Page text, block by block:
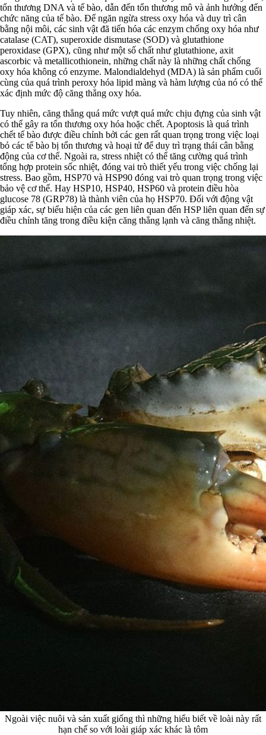
tổn thương DNA và tế bào, dẫn đến tổn thương mô và ảnh hưởng đến
chức năng của tế bào. Để ngăn ngừa stress oxy hóa và duy trì cân
bằng nội môi, các sinh vật đã tiến hóa các enzym chống oxy hóa như
catalase (CAT), superoxide dismutase (SOD) và glutathione
peroxidase (GPX), cũng như một số chất như glutathione, axit
ascorbic và metallicothionein, những chất này là những chất chống
oxy hóa không có enzyme. Malondialdehyd (MDA) là sản phẩm cuối
cùng của quá trình peroxy hóa lipid màng và hàm lượng của nó có thể
xác định mức độ căng thẳng oxy hóa.
Tuy nhiên, căng thẳng quá mức vượt quá mức chịu đựng của sinh vật
có thể gây ra tổn thương oxy hóa hoặc chết. Apoptosis là quá trình
chết tế bào được điều chỉnh bởi các gen rất quan trọng trong việc loại
bỏ các tế bào bị tổn thương và hoại tử để duy trì trạng thái cân bằng
động của cơ thể. Ngoài ra, stress nhiệt có thể tăng cường quá trình
tổng hợp protein sốc nhiệt, đóng vai trò thiết yếu trong việc chống lại
stress. Bao gồm, HSP70 và HSP90 đóng vai trò quan trọng trong việc
bảo vệ cơ thể. Hay HSP10, HSP40, HSP60 và protein điều hòa
glucose 78 (GRP78) là thành viên của họ HSP70. Đối với động vật
giáp xác, sự biểu hiện của các gen liên quan đến HSP liên quan đến sự
điều chỉnh tăng trong điều kiện căng thẳng lạnh và căng thẳng nhiệt.
Ngoài việc nuôi và sản xuất giống thì những hiểu biết về loài này rất
hạn chế so với loài giáp xác khác là tôm